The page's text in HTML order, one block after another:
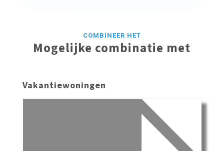
COMBINEER HET
Mogelijke combinatie met
Vakantiewoningen